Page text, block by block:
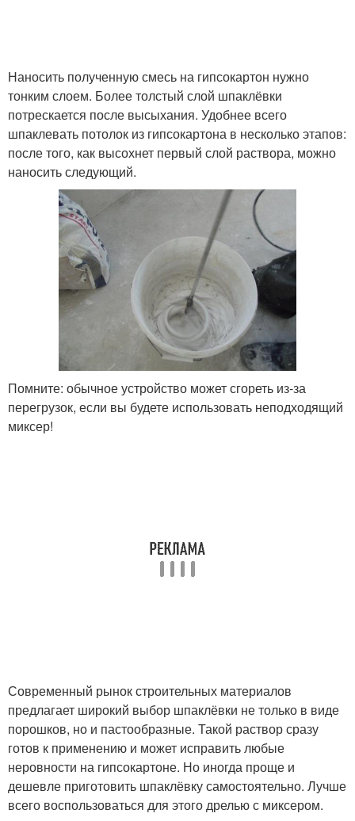
Наносить полученную смесь на гипсокартон нужно
тонким слоем. Более толстый слой шпаклёвки
потрескается после высыхания. Удобнее всего
шпаклевать потолок из гипсокартона в несколько этапов:
после того, как высохнет первый слой раствора, можно
наносить следующий.
Помните: обычное устройство может сгореть из-за
перегрузок, если вы будете использовать неподходящий
миксер!
Современный рынок строительных материалов
предлагает широкий выбор шпаклёвки не только в виде
порошков, но и пастообразные. Такой раствор сразу
готов к применению и может исправить любые
неровности на гипсокартоне. Но иногда проще и
дешевле приготовить шпаклёвку самостоятельно. Лучше
всего воспользоваться для этого дрелью с миксером.